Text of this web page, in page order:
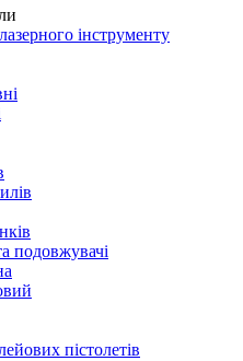
інструменту
подовжувачі
пістолетів